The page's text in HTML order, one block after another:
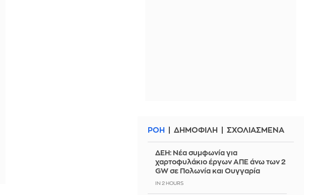
ΡΟΗ ΔΗΜΟΦΙΛΗ ΣΧΟΛΙΑΣΜΕΝΑ
ΔΕΗ: Νέα συμφωνία για
χαρτοφυλάκιο έργων ΑΠΕ άνω των 2
GW σε Πολωνία και Ουγγαρία
IN 2 HOURS